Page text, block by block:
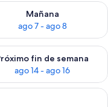
ago 6 - ago 7
Mañana
ago 7 - ago 8
la disponibilidad
de semana, ago 7 -
fin de semana
ago 14 - ago 16
la disponibilidad
moderno con tocador de